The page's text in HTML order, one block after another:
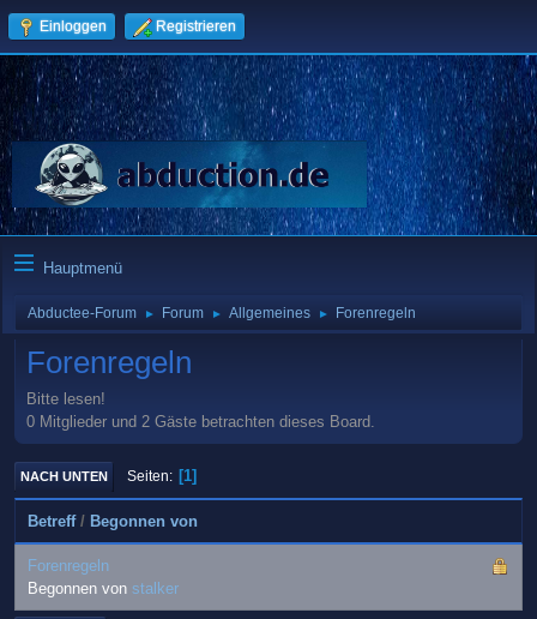
Einloggen Registrieren
Hauptmenü
Abductee-Forum ► Forum ► Allgemeines ► Forenregeln
Forenregeln
Bitte lesen!
0 Mitglieder und 2 Gäste betrachten dieses Board.
NACH UNTEN Seiten 1
Betreff/ Begonnen von
Forenregeln
Begonnen von stalker